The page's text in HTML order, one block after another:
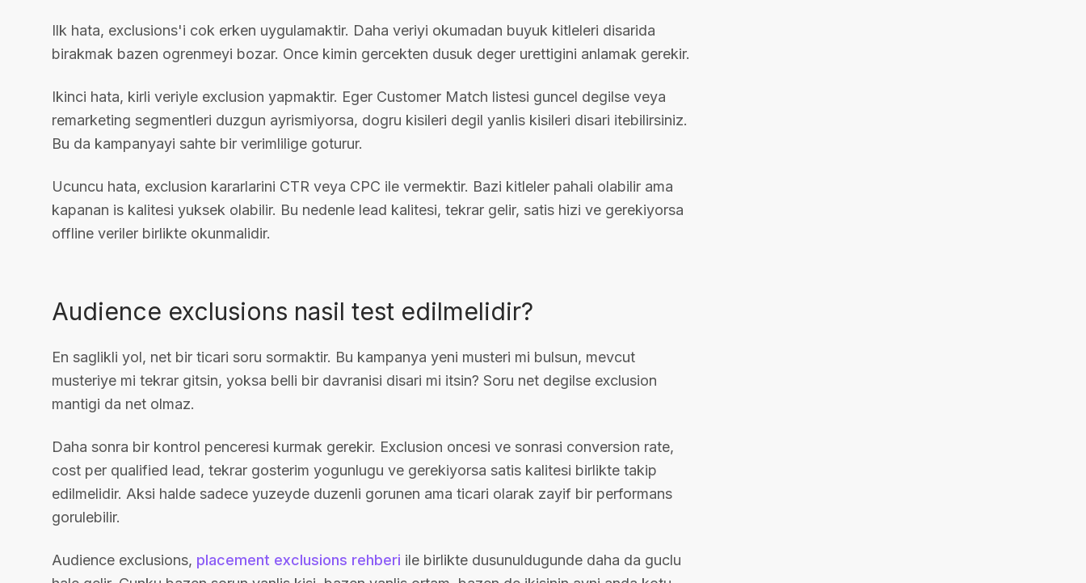
Ilk hata, exclusions'i cok erken uygulamaktir. Daha veriyi okumadan buyuk kitleleri disarida
birakmak bazen ogrenmeyi bozar. Once kimin gercekten dusuk deger urettigini anlamak gerekir.
Ikinci hata, kirli veriyle exclusion yapmaktir. Eger Customer Match listesi guncel degilse veya
remarketing segmentleri duzgun ayrismiyorsa, dogru kisileri degil yanlis kisileri disari itebilirsiniz.
Bu da kampanyayi sahte bir verimlilige goturur.
Ucuncu hata, exclusion kararlarini CTR veya CPC ile vermektir. Bazi kitleler pahali olabilir ama
kapanan is kalitesi yuksek olabilir. Bu nedenle lead kalitesi, tekrar gelir, satis hizi ve gerekiyorsa
offline veriler birlikte okunmalidir.
Audience exclusions nasil test edilmelidir?
En saglikli yol, net bir ticari soru sormaktir. Bu kampanya yeni musteri mi bulsun, mevcut
musteriye mi tekrar gitsin, yoksa belli bir davranisi disari mi itsin? Soru net degilse exclusion
mantigi da net olmaz.
Daha sonra bir kontrol penceresi kurmak gerekir. Exclusion oncesi ve sonrasi conversion rate,
cost per qualified lead, tekrar gosterim yogunlugu ve gerekiyorsa satis kalitesi birlikte takip
edilmelidir. Aksi halde sadece yuzeyde duzenli gorunen ama ticari olarak zayif bir performans
gorulebilir.
Audience exclusions, placement exclusions rehberi ile birlikte dusunuldugunde daha da guclu